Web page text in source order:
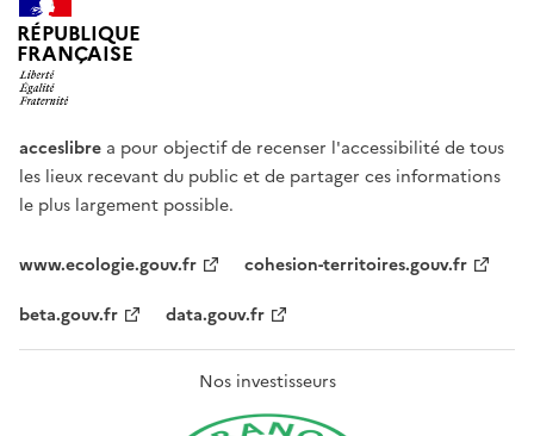
RÉPUBLIQUE
FRANÇAISE
acceslibre a pour objectif de recenser l'accessibilité de tous
les lieux recevant du public et de partager ces informations
le plus largement possible.
www.ecologie.gouv.fr
cohesion-territoires.gouv.fr
beta.gouv.fr
data.gouv.fr
Nos investisseurs